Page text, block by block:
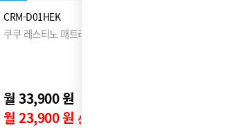
CRM-D01HEK
쿠쿠 레스티노 매트리스 K [경도: 미디엄/하드]
월 33,900 원 38,900원
월 23,900 원 신용카드 할인가